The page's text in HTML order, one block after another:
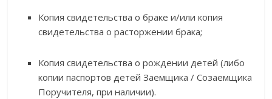
Копия свидетельства о браке и/или копия
свидетельства о расторжении брака;
Копия свидетельства о рождении детей (либо
копии паспортов детей Заемщика / Созаемщика
Поручителя, при наличии).